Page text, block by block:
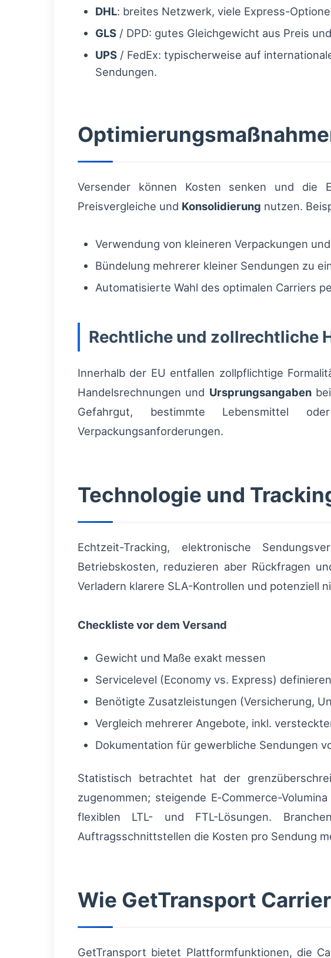
DHL: breites Netzwerk, viele Express-
GLS / DPD: gutes Gleichgewicht aus Preis
UPS / FedEx: typischerweise auf
Sendungen.
Versender können Kosten senken und die
Preisvergleiche und Konsolidierung nutzen.
Verwendung von kleineren Verpackungen
Bündelung mehrerer kleiner Sendungen zu
Automatisierte Wahl des optimalen Carriers
Rechtliche und zollrechtliche
Innerhalb der EU entfallen zollpflichtige
Handelsrechnungen und Ursprungsangabenbei
Gefahrgut, bestimmte Lebensmittel
Verpackungsanforderungen.
Technologie und
Echtzeit-Tracking, elektronische
Betriebskosten, reduzieren aber Rückfragen
Verladern klarere SLA-Kontrollen und potenziell
Checkliste vor dem Versand
Gewicht und Maße exakt messen
Servicelevel (Economy vs. Express) definieren
Benötigte Zusatzleistungen (Versicherung,
Vergleich mehrerer Angebote, inkl.
Dokumentation für gewerbliche Sendungen
Statistisch betrachtet hat der
zugenommen; steigende E‑Commerce-
flexiblen LTL- und FTL-Lösungen.
Auftragsschnittstellen die Kosten pro Sendung
Wie GetTransport
GetTransport bietet Plattformfunktionen, die